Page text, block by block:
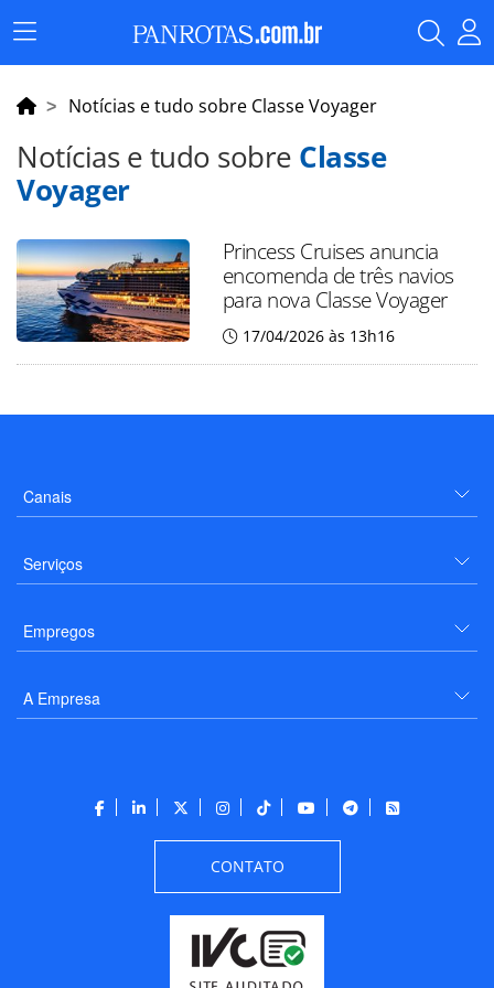
Menu
Principal
Notícias e tudo sobre Classe Voyager
Notícias e tudo sobre Classe
Voyager
Princess Cruises anuncia
encomenda de três navios
para nova Classe Voyager
17/04/2026 às 13h16
Canais
Serviços
Empregos
A Empresa
CONTATO